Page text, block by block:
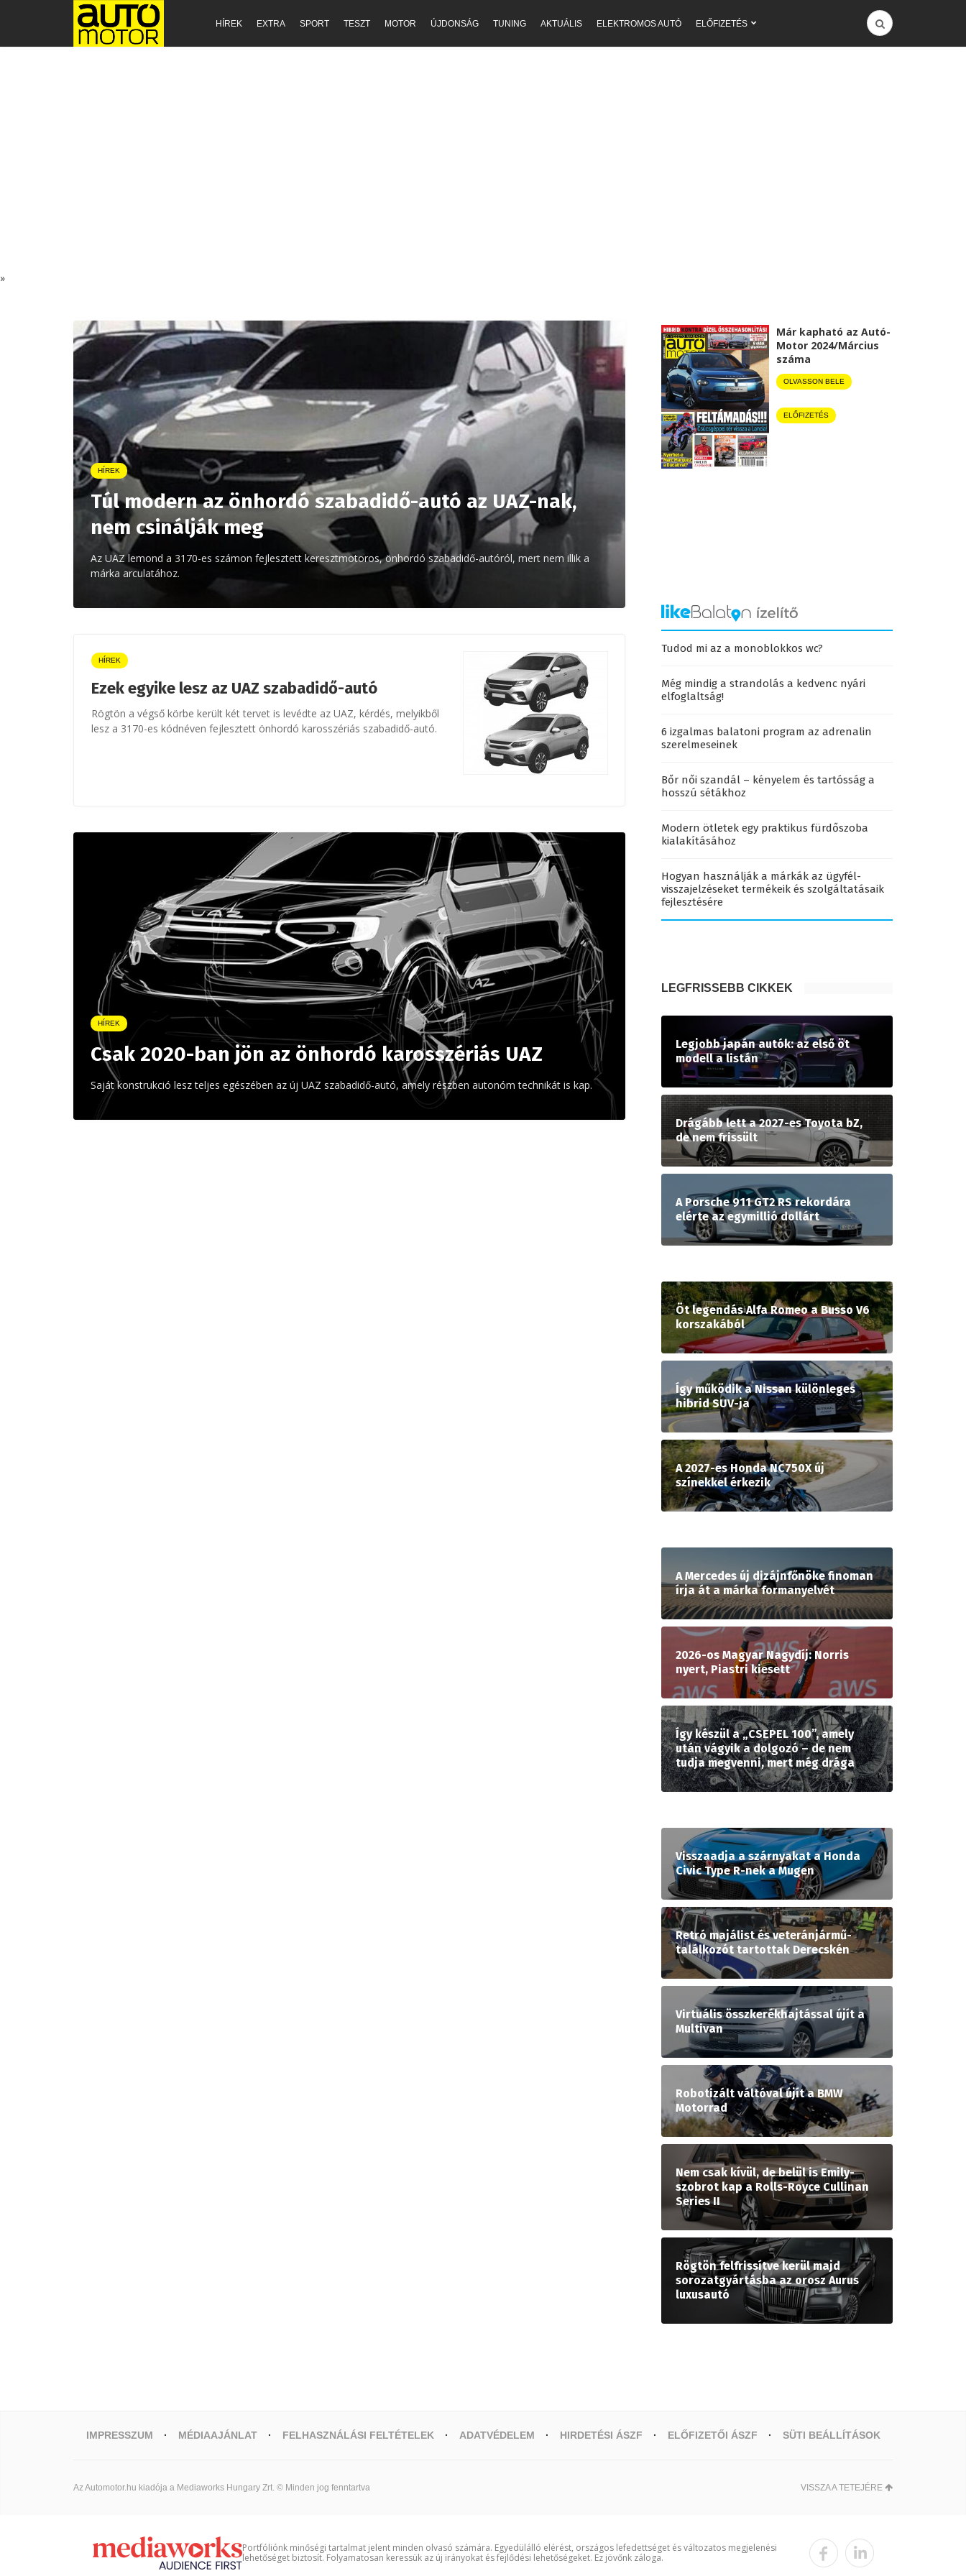
HÍREK EXTRA SPORT TESZT MOTOR ÚJDONSÁG TUNING AKTUÁLIS ELEKTROMOS AUTÓ ELŐFIZETÉS
»
HÍREK
Túl modern az önhordó szabadidő-autó az UAZ-nak,
nem csinálják meg
Az UAZ lemond a 3170-es számon fejlesztett keresztmotoros, önhordó szabadidő-autóról, mert nem illik a
márka arculatához.
HÍREK
Ezek egyike lesz az UAZ szabadidő-autó
Rögtön a végső körbe került két tervet is levédte az UAZ, kérdés, melyikből
lesz a 3170-es kódnéven fejlesztett önhordó karosszériás szabadidő-autó.
HÍREK
Csak 2020-ban jön az önhordó karosszériás UAZ
Saját konstrukció lesz teljes egészében az új UAZ szabadidő-autó, amely részben autonóm technikát is kap.
Már kapható az Autó-
Motor 2024/Március
száma
OLVASSON BELE
ELŐFIZETÉS
Tudod mi az a monoblokkos wc?
Még mindig a strandolás a kedvenc nyári
elfoglaltság!
6 izgalmas balatoni program az adrenalin
szerelmeseinek
Bőr női szandál – kényelem és tartósság a
hosszú sétákhoz
Modern ötletek egy praktikus fürdőszoba
kialakításához
Hogyan használják a márkák az ügyfél-
visszajelzéseket termékeik és szolgáltatásaik
fejlesztésére
LEGFRISSEBB CIKKEK
Legjobb japán autók: az első öt
modell a listán
Drágább lett a 2027-es Toyota bZ,
de nem frissült
A Porsche 911 GT2 RS rekordára
elérte az egymillió dollárt
Öt legendás Alfa Romeo a Busso V6
korszakából
Így működik a Nissan különleges
hibrid SUV-ja
A 2027-es Honda NC750X új
színekkel érkezik
A Mercedes új dizájnfőnöke finoman
írja át a márka formanyelvét
2026-os Magyar Nagydíj: Norris
nyert, Piastri kiesett
Így készül a „CSEPEL 100”, amely
után vágyik a dolgozó – de nem
tudja megvenni, mert még drága
Visszaadja a szárnyakat a Honda
Civic Type R-nek a Mugen
Retró majálist és veteránjármű-
találkozót tartottak Derecskén
Virtuális összkerékhajtással újít a
Multivan
Robotizált váltóval újít a BMW
Motorrad
Nem csak kívül, de belül is Emily-
szobrot kap a Rolls-Royce Cullinan
Series II
Rögtön felfrissítve kerül majd
sorozatgyártásba az orosz Aurus
luxusautó
IMPRESSZUM MÉDIAAJÁNLAT FELHASZNÁLÁSI FELTÉTELEK ADATVÉDELEM HIRDETÉSI ÁSZF ELŐFIZETŐI ÁSZF SÜTI BEÁLLÍTÁSOK
Az Automotor.hu kiadója a Mediaworks Hungary Zrt. © Minden jog fenntartva VISSZA A TETEJÉRE
Portfóliónk minőségi tartalmat jelent minden olvasó számára. Egyedülálló elérést, országos lefedettséget és változatos megjelenési
lehetőséget biztosít. Folyamatosan keressük az új irányokat és fejlődési lehetőségeket. Ez jövőnk záloga.